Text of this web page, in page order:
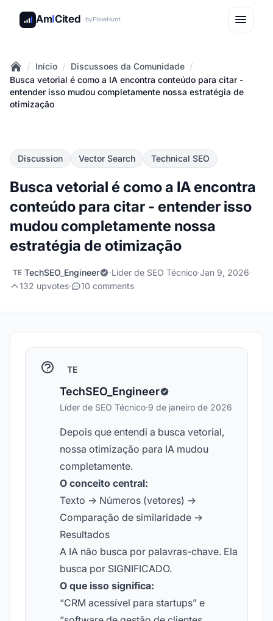
AmICited byFlowHunt
Home
/ Início / Discussoes da Comunidade /
Busca vetorial é como a IA encontra conteúdo para citar -
entender isso mudou completamente nossa estratégia de
otimização
Discussion Vector Search Technical SEO
Busca vetorial é como a IA encontra
conteúdo para citar - entender isso
mudou completamente nossa
estratégia de otimização
TE TechSEO_Engineer ·Líder de SEO Técnico·Jan 9, 2026·
132 upvotes· 10 comments
TE
TechSEO_Engineer
Líder de SEO Técnico·9 de janeiro de 2026
Depois que entendi a busca vetorial,
nossa otimização para IA mudou
completamente.
O conceito central:
Texto → Números (vetores) →
Comparação de similaridade →
Resultados
A IA não busca por palavras-chave. Ela
busca por SIGNIFICADO.
O que isso significa:
“CRM acessível para startups” e